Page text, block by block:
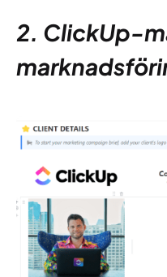
2. ClickUp-